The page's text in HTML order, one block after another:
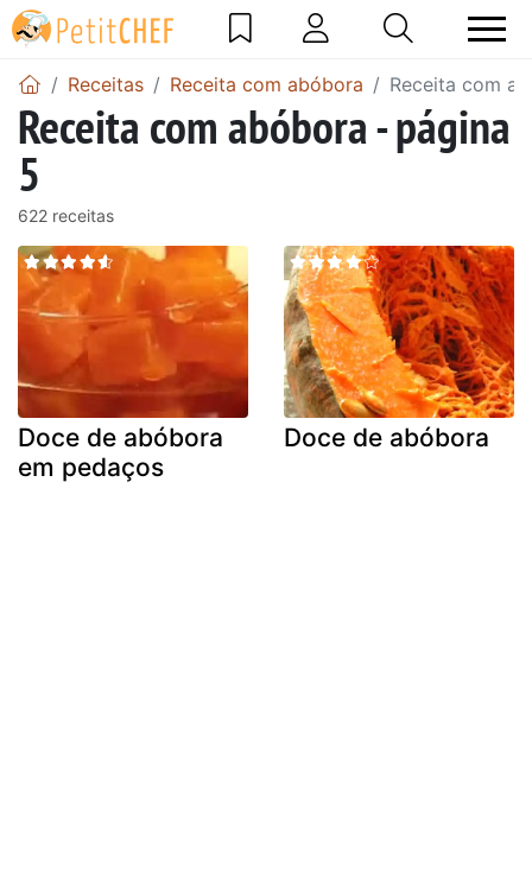
Receitas Receita com abóbora Receita com
Receita com abóbora - página
5
622 receitas
Doce de abóbora
em pedaços
Doce de abóbora